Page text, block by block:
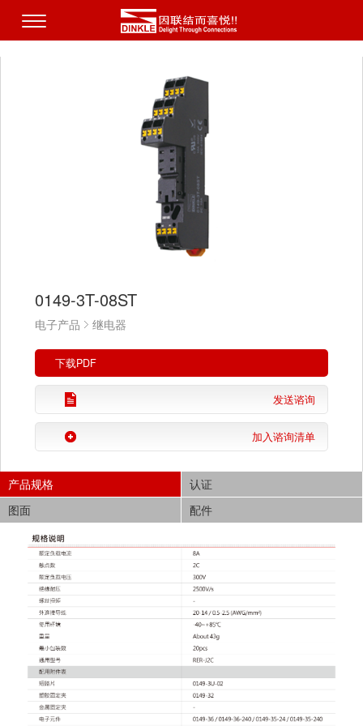
0149-3T-08ST
电子产品 继电器
下载PDF
发送谘询
加入谘询清单
产品规格
认证
图面
配件